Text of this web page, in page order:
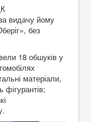
видачу йому
без
18 обшуків у
матеріали,
фігурантів;